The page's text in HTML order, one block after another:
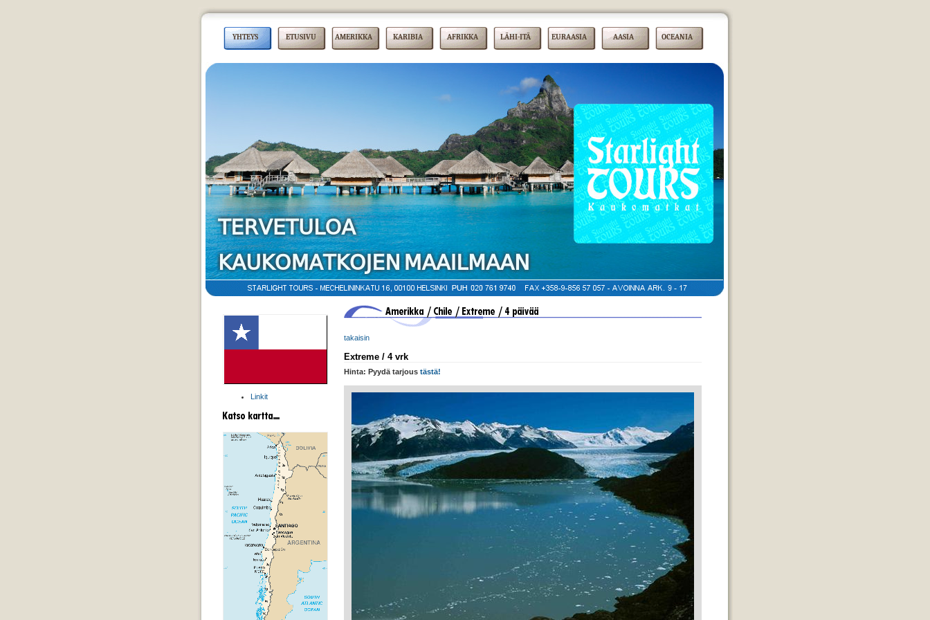
YHTEYS ETUSIVU AMERIKKA KARIBIA AFRIKKA LÄHI-ITÄ EURAASIA AASIA OCEANIA
takaisin
Extreme / 4 vrk
Hinta: Pyydä tarjous tästä!
Linkit